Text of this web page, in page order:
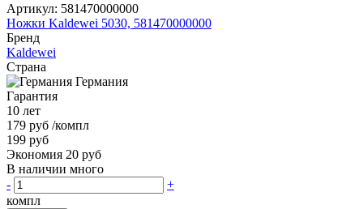
Артикул: 581470000000
Ножки Kaldewei 5030, 581470000000
Бренд
Kaldewei
Страна
Германия
Гарантия
10 лет
179 руб /компл
199 руб
Экономия 20 руб
В наличии много
-
+
компл